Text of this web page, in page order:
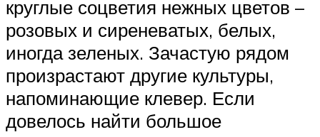
круглые соцветия нежных цветов –
розовых и сиреневатых, белых,
иногда зеленых. Зачастую рядом
произрастают другие культуры,
напоминающие клевер. Если
довелось найти большое